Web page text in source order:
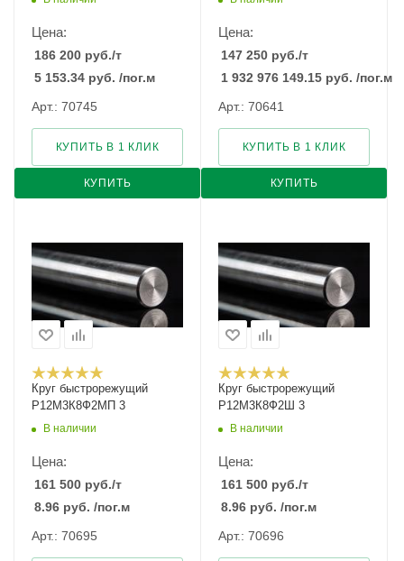
Цена:
186 200 руб./т
5 153.34 руб. /пог.м
Арт.: 70745
КУПИТЬ
КУПИТЬ В 1 КЛИК
Цена:
147 250 руб./т
1 932 976 149.15 руб. /пог.м
Арт.: 70641
КУПИТЬ
КУПИТЬ В 1 КЛИК
Круг быстрорежущий
Р12М3К8Ф2МП 3
В наличии
Цена:
161 500 руб./т
8.96 руб. /пог.м
Арт.: 70695
Круг быстрорежущий
Р12М3К8Ф2Ш 3
В наличии
Цена:
161 500 руб./т
8.96 руб. /пог.м
Арт.: 70696